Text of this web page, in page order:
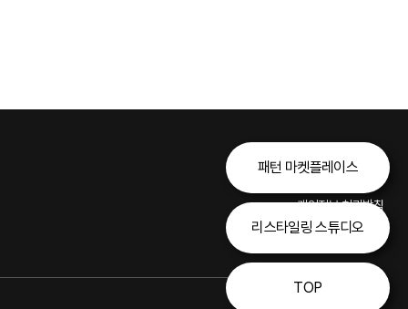
패턴 마켓플레이스
리스타일링 스튜디오
TOP
개인정보 처리방침
이용약관